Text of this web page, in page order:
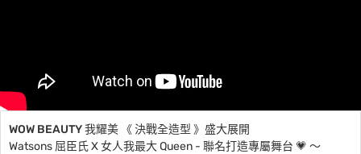
WOW BEAUTY 我耀美 《 決戰全造型 》盛大展開
Watsons 屈臣氏 X 女人我最大 Queen - 聯名打造專屬舞台 💗 ～